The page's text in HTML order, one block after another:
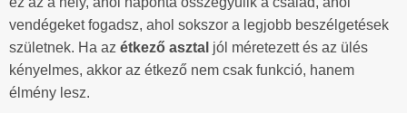
vendégeket fogadsz, ahol sokszor a legjobb beszélgetések
születnek. Ha az étkező asztal jól méretezett és az ülés
kényelmes, akkor az étkező nem csak funkció, hanem
élmény lesz.